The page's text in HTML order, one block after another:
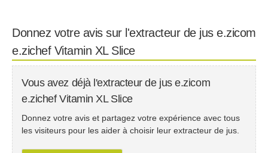
Donnez votre avis sur l'extracteur de jus e.zicom
e.zichef Vitamin XL Slice
Vous avez déjà l'extracteur de jus e.zicom
e.zichef Vitamin XL Slice
Donnez votre avis et partagez votre expérience avec tous
les visiteurs pour les aider à choisir leur extracteur de jus.